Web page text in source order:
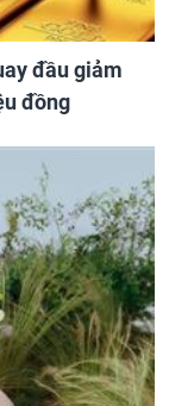
đầu giảm
đồng